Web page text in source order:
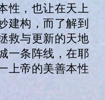
性，也让在天上
建构，而了解到
救与更新的天地
一条阵线，在耶
上帝的美善本性